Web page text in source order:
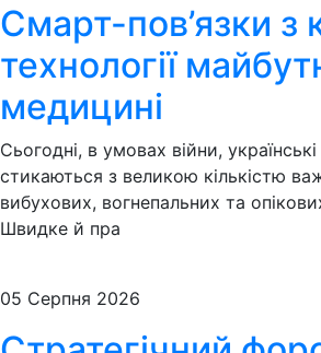
Смарт-пов’язки з
технології
медицині
Сьогодні, в умовах війни,
стикаються з великою кількістю
вибухових, вогнепальних та
Швидке й пра
05 Серпня 2026